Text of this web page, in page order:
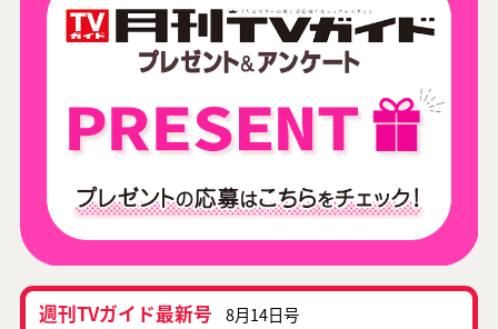
週刊TVガイド最新号 8月14日号